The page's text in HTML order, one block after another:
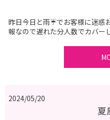
昨日今日と雨☔でお客様に迷惑
報なので遅れた分人数でカバ
2024/05/20
夏